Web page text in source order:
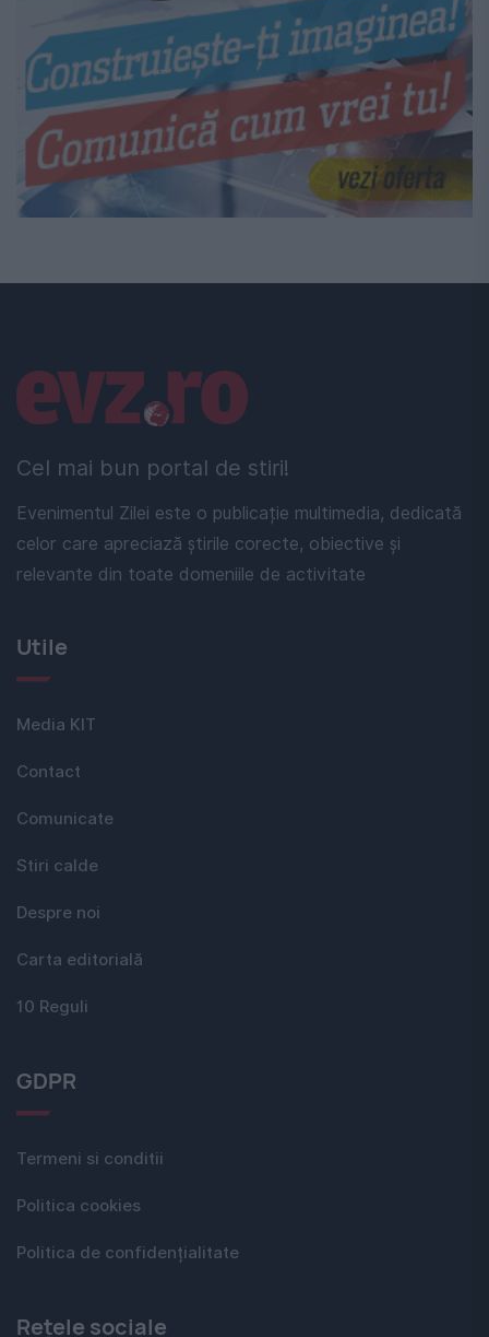
Cel mai bun portal de stiri!
Evenimentul Zilei este o publicație multimedia, dedicată
celor care apreciază știrile corecte, obiective și
relevante din toate domeniile de activitate
Linkuri utile
Utile
Media KIT
Contact
Comunicate
Stiri calde
Despre noi
Carta editorială
10 Reguli
GDPR
Termeni si conditii
Politica cookies
Politica de confidențialitate
Rețele sociale